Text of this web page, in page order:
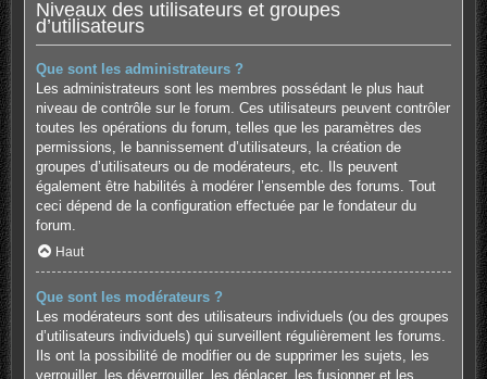
Niveaux des utilisateurs et groupes
d’utilisateurs
Que sont les administrateurs ?
Les administrateurs sont les membres possédant le plus haut
niveau de contrôle sur le forum. Ces utilisateurs peuvent contrôler
toutes les opérations du forum, telles que les paramètres des
permissions, le bannissement d’utilisateurs, la création de
groupes d’utilisateurs ou de modérateurs, etc. Ils peuvent
également être habilités à modérer l’ensemble des forums. Tout
ceci dépend de la configuration effectuée par le fondateur du
forum.
Haut
Que sont les modérateurs ?
Les modérateurs sont des utilisateurs individuels (ou des groupes
d’utilisateurs individuels) qui surveillent régulièrement les forums.
Ils ont la possibilité de modifier ou de supprimer les sujets, les
verrouiller, les déverrouiller, les déplacer, les fusionner et les